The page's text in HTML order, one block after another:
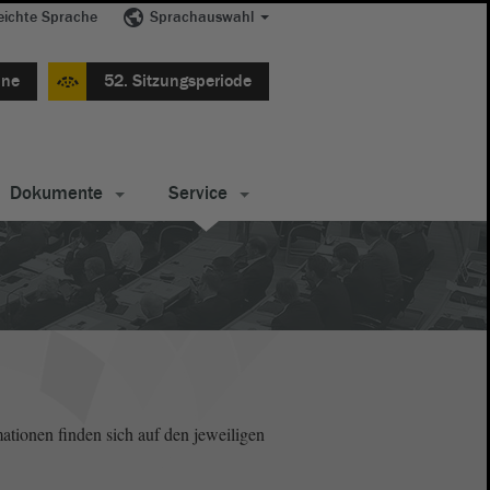
Sprache Sprachauswahl
52. Sitzungsperiode
Dokumente Service
finden sich auf den jeweiligen